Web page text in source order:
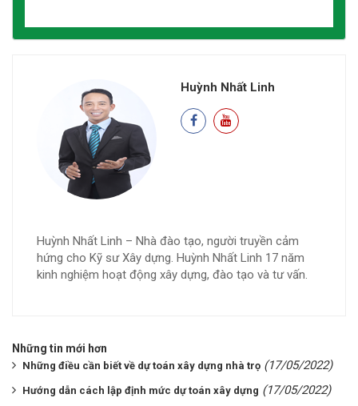
Huỳnh Nhất Linh
Huỳnh Nhất Linh – Nhà đào tạo, người truyền cảm
hứng cho Kỹ sư Xây dựng. Huỳnh Nhất Linh 17 năm
kinh nghiệm hoạt động xây dựng, đào tạo và tư vấn.
Những tin mới hơn
Những điều cần biết về dự toán xây dựng nhà trọ (17/05/2022)
Hướng dẫn cách lập định mức dự toán xây dựng (17/05/2022)